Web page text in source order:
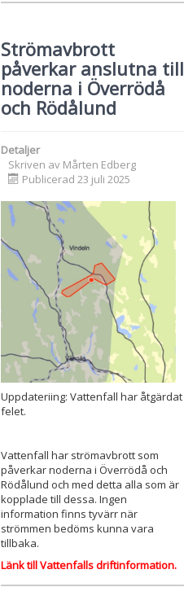
Strömavbrott
påverkar anslutna till
noderna i Överrödå
och Rödålund
Detaljer
Skriven av Mårten Edberg
Publicerad 23 juli 2025
Uppdateriing: Vattenfall har åtgärdat
felet.
Vattenfall har strömavbrott som
påverkar noderna i Överrödå och
Rödålund och med detta alla som är
kopplade till dessa. Ingen
information finns tyvärr när
strömmen bedöms kunna vara
tillbaka.
Länk till Vattenfalls driftinformation.